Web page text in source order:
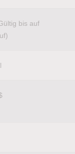
bis auf